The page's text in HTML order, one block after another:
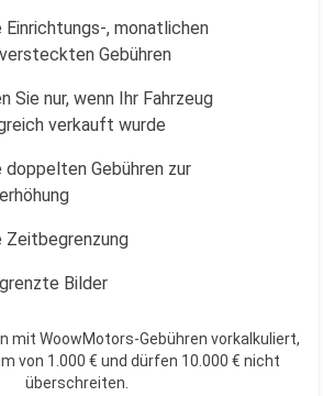
Einrichtungs-, monatlichen
Gebühren
Sie nur, wenn Ihr Fahrzeug
verkauft wurde
doppelten Gebühren zur
Zeitbegrenzung
Bilder
mit WoowMotors-Gebühren vorkalkuliert,
von 1.000 € und dürfen 10.000 € nicht
überschreiten